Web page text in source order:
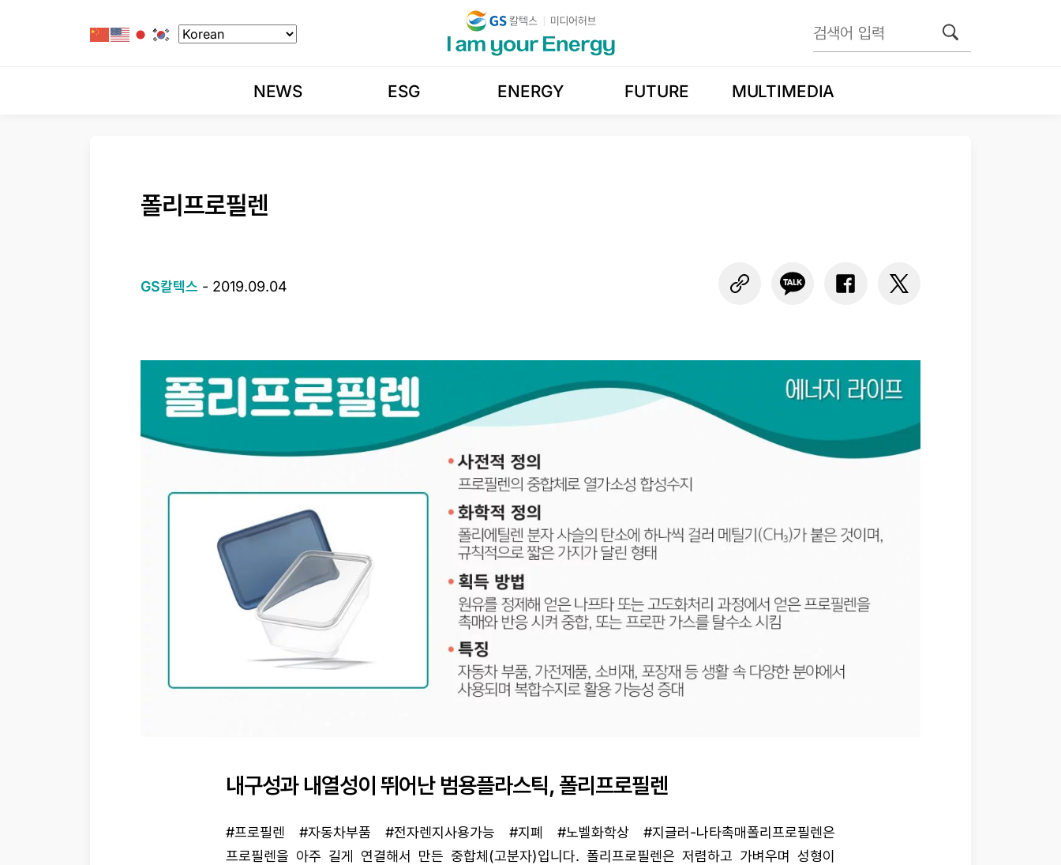
NEWS ESG ENERGY FUTURE MULTIMEDIA
폴리프로필렌
GS칼텍스 - 2019.09.04
내구성과 내열성이 뛰어난 범용플라스틱, 폴리프로필렌
#프로필렌 #자동차부품 #전자렌지사용가능 #지폐 #노벨화학상 #지글러-나타촉매폴리프로필렌은
프로필렌을 아주 길게 연결해서 만든 중합체(고분자)입니다. 폴리프로필렌은 저렴하고 가벼우며 성형이